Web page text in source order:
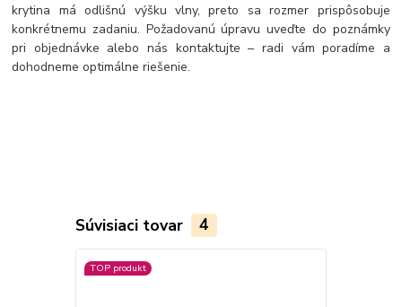
krytina má odlišnú výšku vlny, preto sa rozmer prispôsobuje
konkrétnemu zadaniu. Požadovanú úpravu uveďte do poznámky
pri objednávke alebo nás kontaktujte – radi vám poradíme a
dohodneme optimálne riešenie.
Súvisiaci tovar 4
TOP produkt